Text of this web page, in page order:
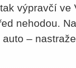
výpravčí ve
nehodou.
–